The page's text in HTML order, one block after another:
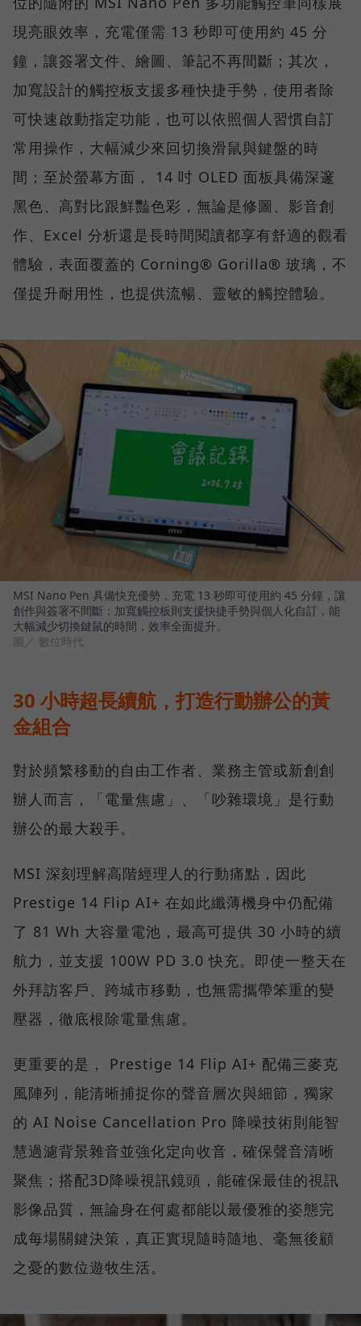
現亮眼效率，充電僅需 13 秒即可使用約 45 分
鐘，讓簽署文件、繪圖、筆記不再間斷；其次，
加寬設計的觸控板支援多種快捷手勢，使用者除
可快速啟動指定功能，也可以依照個人習慣自訂
常用操作，大幅減少來回切換滑鼠與鍵盤的時
間；至於螢幕方面， 14 吋 OLED 面板具備深邃
黑色、高對比跟鮮豔色彩，無論是修圖、影音創
作、Excel 分析還是長時間閱讀都享有舒適的觀看
體驗，表面覆蓋的 Corning® Gorilla® 玻璃，不
僅提升耐用性，也提供流暢、靈敏的觸控體驗。
MSI Nano Pen 具備快充優勢，充電 13 秒即可使用約 45 分鐘，讓
創作與簽署不間斷；加寬觸控板則支援快捷手勢與個人化自訂，能
大幅減少切換鍵鼠的時間，效率全面提升。
圖／ 數位時代
30 小時超長續航，打造行動辦公的黃
金組合
對於頻繁移動的自由工作者、業務主管或新創創
辦人而言，「電量焦慮」、「吵雜環境」是行動
辦公的最大殺手。
MSI 深刻理解高階經理人的行動痛點，因此
Prestige 14 Flip AI+ 在如此纖薄機身中仍配備
了 81 Wh 大容量電池，最高可提供 30 小時的續
航力，並支援 100W PD 3.0 快充。即使一整天在
外拜訪客戶、跨城市移動，也無需攜帶笨重的變
壓器，徹底根除電量焦慮。
更重要的是， Prestige 14 Flip AI+ 配備三麥克
風陣列，能清晰捕捉你的聲音層次與細節，獨家
的 AI Noise Cancellation Pro 降噪技術則能智
慧過濾背景雜音並強化定向收音，確保聲音清晰
聚焦；搭配3D降噪視訊鏡頭，能確保最佳的視訊
影像品質，無論身在何處都能以最優雅的姿態完
成每場關鍵決策，真正實現隨時隨地、毫無後顧
之憂的數位遊牧生活。